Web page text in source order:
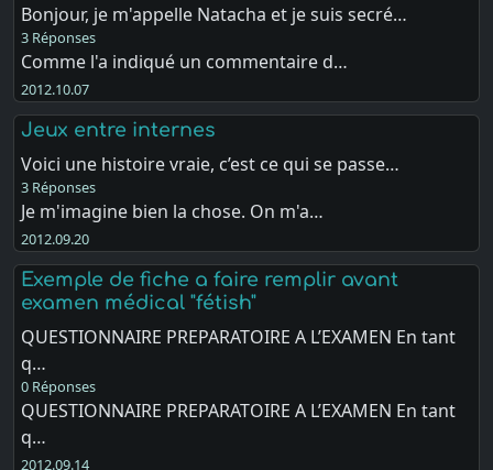
Bonjour, je m'appelle Natacha et je suis secré…
3 Réponses
Comme l'a indiqué un commentaire d…
2012.10.07
Jeux entre internes
Voici une histoire vraie, c’est ce qui se passe…
3 Réponses
Je m'imagine bien la chose. On m'a…
2012.09.20
Exemple de fiche a faire remplir avant
examen médical "fétish"
QUESTIONNAIRE PREPARATOIRE A L’EXAMEN En tant
q…
0 Réponses
QUESTIONNAIRE PREPARATOIRE A L’EXAMEN En tant
q…
2012.09.14